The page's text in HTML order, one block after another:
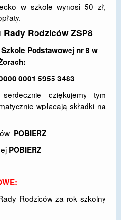
MAŁOLETNICH
– ROZWÓJ
NA TERENIE MIASTA
w szkole wynosi 50 zł,
Rodziców ZSP8
Podstawowej nr 8 w
0001 5955 3483
dziękujemy tym
wpłacają składki na
POBIERZ
POBIERZ
Rodziców za rok szkolny